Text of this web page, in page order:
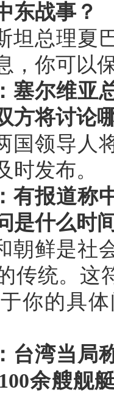
东战事？
坦总理夏
，你可以
塞尔维亚
方将讨论
国领导人
时发布。
有报道称
是什么时
朝鲜是社
传统。这
你的具
台湾当局
余艘舰